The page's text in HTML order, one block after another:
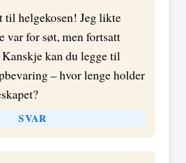
til helgekosen! Jeg likte
var for søt, men fortsatt
kan du legge til
– hvor lenge holder
SVAR